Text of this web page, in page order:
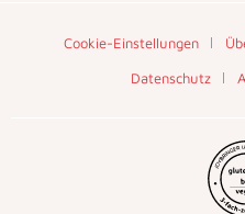
Cookie-Einstellungen
Datenschutz